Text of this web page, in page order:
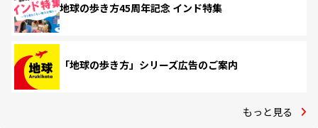
地球の歩き方45周年記念 インド特集
「地球の歩き方」シリーズ広告のご案内
もっと見る